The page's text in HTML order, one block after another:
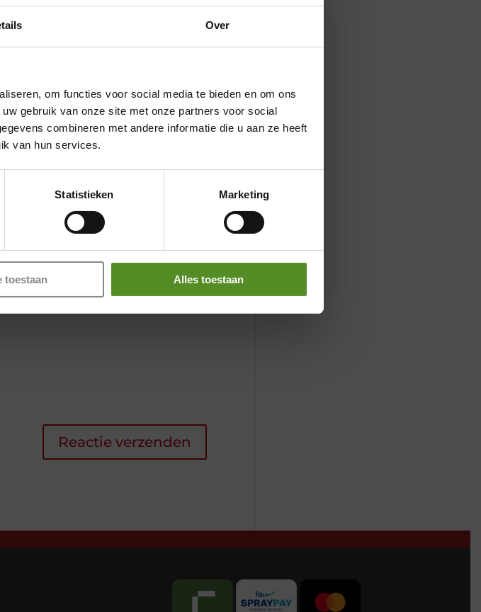
Over
om functies voor social media te bieden en om ons
gebruik van onze site met onze partners voor social
combineren met andere informatie die u aan ze heeft
van hun services.
Statistieken Marketing
toestaan Alles toestaan
Breda
– 17:00
– 17:00
– 17:00
– 17:00